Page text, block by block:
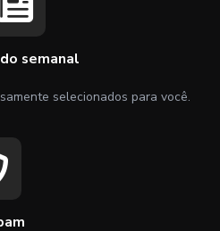
semanal
selecionados para você.